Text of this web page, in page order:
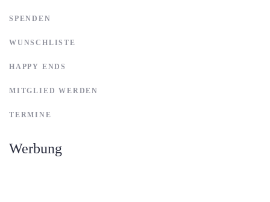
SPENDEN
WUNSCHLISTE
HAPPY ENDS
MITGLIED WERDEN
TERMINE
Werbung